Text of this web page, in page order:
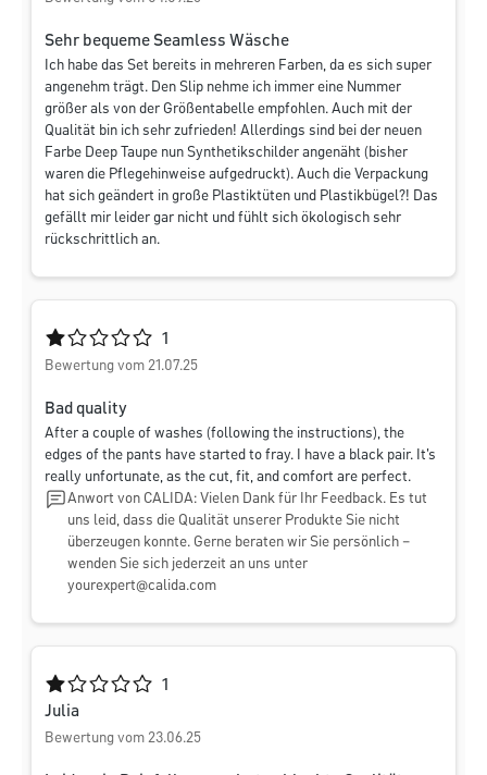
Sehr bequeme Seamless Wäsche
Ich habe das Set bereits in mehreren Farben, da es sich super
angenehm trägt. Den Slip nehme ich immer eine Nummer
größer als von der Größentabelle empfohlen. Auch mit der
Qualität bin ich sehr zufrieden! Allerdings sind bei der neuen
Farbe Deep Taupe nun Synthetikschilder angenäht (bisher
waren die Pflegehinweise aufgedruckt). Auch die Verpackung
hat sich geändert in große Plastiktüten und Plastikbügel?! Das
gefällt mir leider gar nicht und fühlt sich ökologisch sehr
rückschrittlich an.
Durchschnittliche Bewertung von 1 von 5 Sternen
1
Bewertung vom 21.07.25
Bad quality
After a couple of washes (following the instructions), the
edges of the pants have started to fray. I have a black pair. It's
really unfortunate, as the cut, fit, and comfort are perfect.
Anwort von CALIDA: Vielen Dank für Ihr Feedback. Es tut
uns leid, dass die Qualität unserer Produkte Sie nicht
überzeugen konnte. Gerne beraten wir Sie persönlich –
wenden Sie sich jederzeit an uns unter
yourexpert@calida.com
Durchschnittliche Bewertung von 1 von 5 Sternen
1
Julia
Bewertung vom 23.06.25